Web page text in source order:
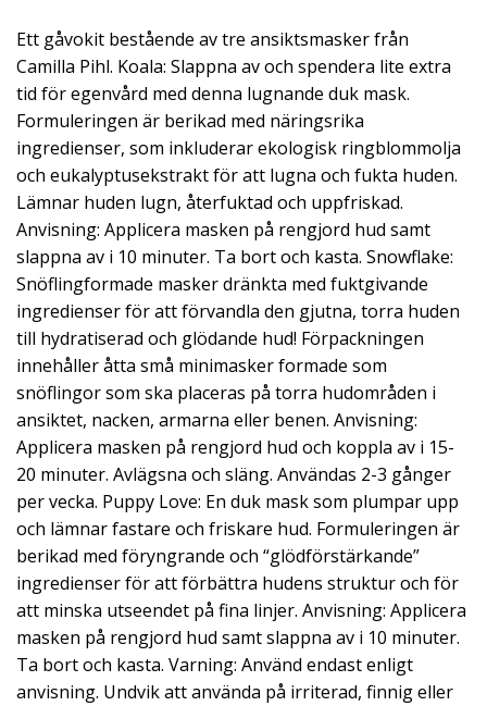
Ett gåvokit bestående av tre ansiktsmasker från
Camilla Pihl. Koala: Slappna av och spendera lite extra
tid för egenvård med denna lugnande duk mask.
Formuleringen är berikad med näringsrika
ingredienser, som inkluderar ekologisk ringblommolja
och eukalyptusekstrakt för att lugna och fukta huden.
Lämnar huden lugn, återfuktad och uppfriskad.
Anvisning: Applicera masken på rengjord hud samt
slappna av i 10 minuter. Ta bort och kasta. Snowflake:
Snöflingformade masker dränkta med fuktgivande
ingredienser för att förvandla den gjutna, torra huden
till hydratiserad och glödande hud! Förpackningen
innehåller åtta små minimasker formade som
snöflingor som ska placeras på torra hudområden i
ansiktet, nacken, armarna eller benen. Anvisning:
Applicera masken på rengjord hud och koppla av i 15-
20 minuter. Avlägsna och släng. Användas 2-3 gånger
per vecka. Puppy Love: En duk mask som plumpar upp
och lämnar fastare och friskare hud. Formuleringen är
berikad med föryngrande och “glödförstärkande”
ingredienser för att förbättra hudens struktur och för
att minska utseendet på fina linjer. Anvisning: Applicera
masken på rengjord hud samt slappna av i 10 minuter.
Ta bort och kasta. Varning: Använd endast enligt
anvisning. Undvik att använda på irriterad, finnig eller